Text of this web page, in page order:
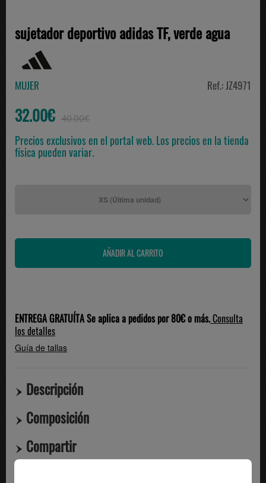
sujetador deportivo adidas TF, verde agua
MUJER Ref.: JZ4971
32.00€ 40.00€
Precios exclusivos en el portal web. Los precios en la tienda
física pueden variar.
ENTREGA GRATUÍTA Se aplica a pedidos por 80€ o más.Consulta
los detalles
Guía de tallas
Descripción
Composición
Compartir